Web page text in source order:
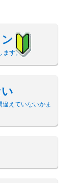
ます。
えていないかま